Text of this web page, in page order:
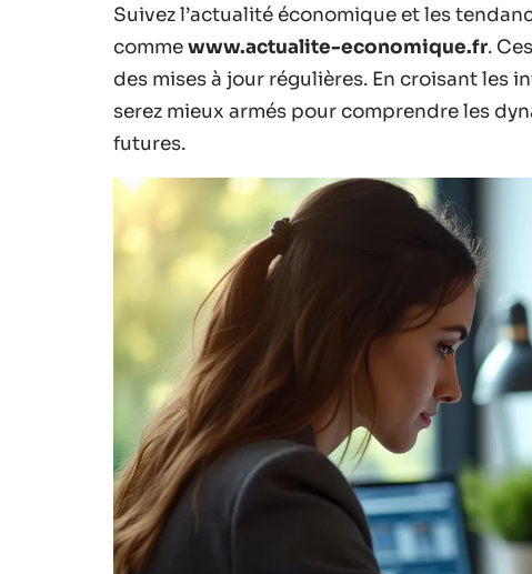
Suivez l’actualité économique et les
commewww.actualite-economique.fr.
des mises à jour régulières. En croisant les
serez mieux armés pour comprendre les
futures.